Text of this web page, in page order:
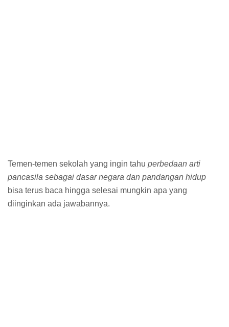
Temen-temen sekolah yang ingin tahu perbedaan arti
pancasila sebagai dasar negara dan pandangan hidup
bisa terus baca hingga selesai mungkin apa yang
diinginkan ada jawabannya.